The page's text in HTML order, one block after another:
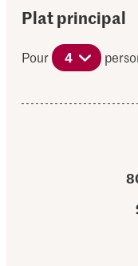
Plat principal
Pour 4